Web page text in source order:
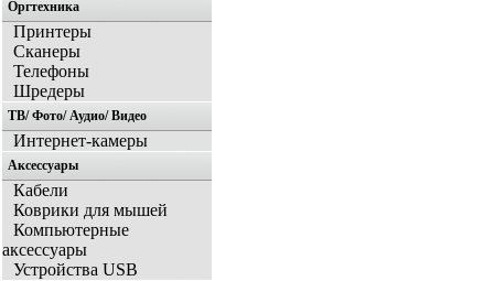
Оргтехника
Принтеры
Сканеры
Телефоны
Шредеры
ТВ/ Фото/ Аудио/ Видео
Интернет-камеры
Аксессуары
Кабели
Коврики для мышей
Компьютерные
аксессуары
Устройства USB